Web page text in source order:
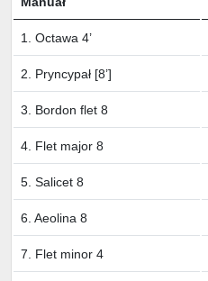
1. Octawa 4’
2. Pryncypał [8’]
3. Bordon flet 8
4. Flet major 8
5. Salicet 8
6. Aeolina 8
7. Flet minor 4